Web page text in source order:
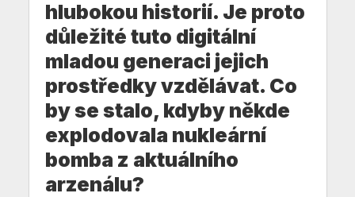
hlubokou historií. Je proto
důležité tuto digitální
mladou generaci jejich
prostředky vzdělávat. Co
by se stalo, kdyby někde
explodovala nukleární
bomba z aktuálního
arzenálu?